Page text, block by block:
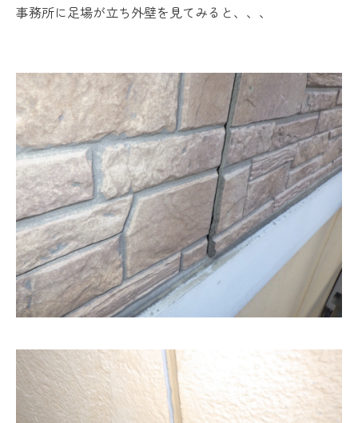
事務所に足場が立ち外壁を見てみると、、、